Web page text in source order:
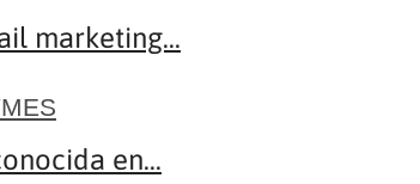
marketing...
en...